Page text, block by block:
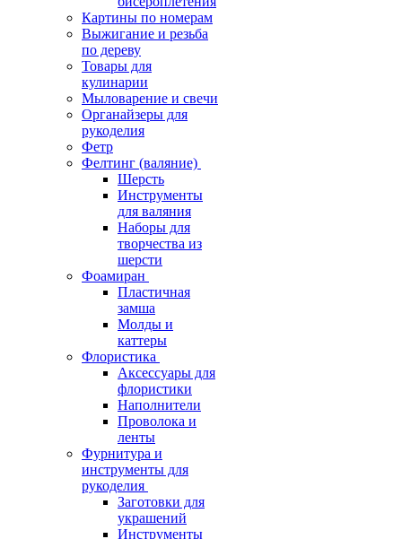
Картины по номерам
Выжигание и резьба
по дереву
Товары для
кулинарии
Мыловарение и свечи
Органайзеры для
рукоделия
Фетр
Фелтинг (валяние)
Шерсть
Инструменты
для валяния
Наборы для
творчества из
шерсти
Фоамиран
Пластичная
замша
Молды и
каттеры
Флористика
Аксессуары для
флористики
Наполнители
Проволока и
ленты
Фурнитура и
инструменты для
рукоделия
Заготовки для
украшений
Инструменты